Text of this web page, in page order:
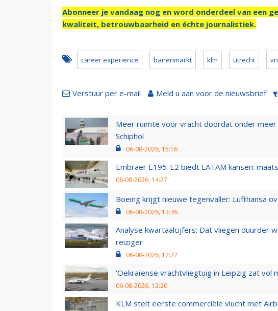
Abonneer je vandaag nog en word onderdeel van een
kwaliteit, betrouwbaarheid en échte journalistiek.
career experience banenmarkt klm utrecht
Verstuur per e-mail Meld u aan voor de nieuwsbrief
Meer ruimte voor vracht doordat onder
Schiphol
06-08-2026, 15:16
Embraer E195-E2 biedt LATAM kansen:
06-08-2026, 14:27
Boeing krijgt nieuwe tegenvaller: Lufthansa
06-08-2026, 13:36
Analyse kwartaalcijfers: Dat vliegen duurder
reiziger
06-08-2026, 12:22
'Oekraïense vrachtvliegtuig in Leipzig zat vol
06-08-2026, 12:20
KLM stelt eerste commerciële vlucht met